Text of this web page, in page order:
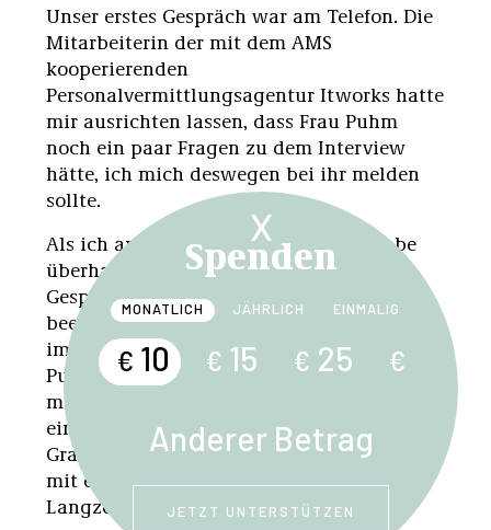
Unser erstes Gespräch war am Telefon. Die
Mitarbeiterin der mit dem AMS
kooperierenden
Personalvermittlungsagentur Itworks hatte
mir ausrichten lassen, dass Frau Puhm
noch ein paar Fragen zu dem Interview
hätte, ich mich deswegen bei ihr melden
sollte.
Als ich anrief, sagte Frau Puhm, sie habe
überhaupt kein Interesse an einem
Gespräch. Sie sagte es deutlich. Ich war
beeindruckt; und in einem Zwiespalt, denn
im Überreden lag ein Drängen. Michaela
Puhm war langzeitarbeitslos – das heißt
mehr als ein Jahr arbeitslos –, nun ist sie
eine Teilnehmerin des MAGMA-Projektes in
Gramatneusiedl, ein Projekt des AMS, das
mit einer Jobgarantie für
Langzeitarbeitslose aufhorchen ließ.
X
Spenden
MONATLICH JÄHRLICH EINMALIG
€ 10 € 15 € 25 €
Anderer Betrag
JETZT UNTERSTÜTZEN